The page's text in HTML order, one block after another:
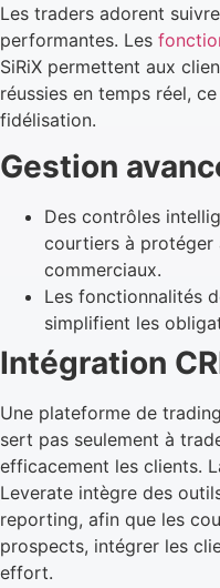
Les traders adorent
performantes. Les
SiRiX permettent aux
réussies en temps réel,
fidélisation.
Gestion
Des contrôles
courtiers à protéger
commerciaux.
Les fonctionnalités
simplifient les
Intégration
Une plateforme de
sert pas seulement à
efficacement les clients.
Leverate intègre des
reporting, afin que les
prospects, intégrer les
effort.